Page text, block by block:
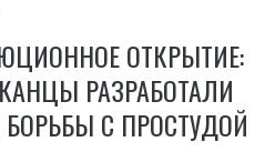
ОТКРЫТИЕ:
РАЗРАБОТАЛИ
С ПРОСТУДОЙ